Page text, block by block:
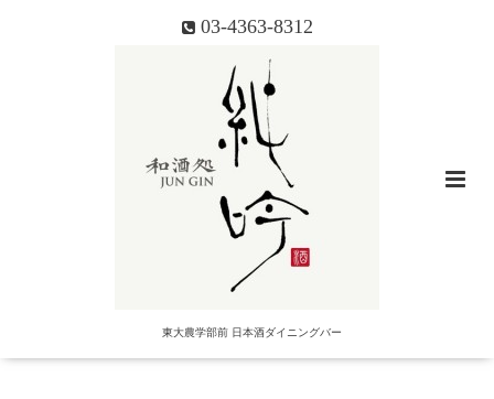
03-4363-8312
東大農学部前 日本酒ダイニングバー